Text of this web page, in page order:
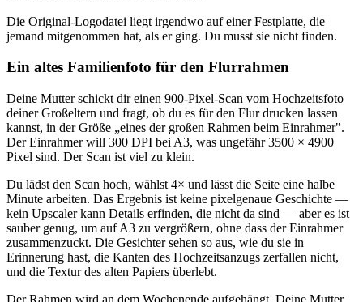
Die Original-Logodatei liegt irgendwo auf einer Festplatte, die
jemand mitgenommen hat, als er ging. Du musst sie nicht finden.
Ein altes Familienfoto für den Flurrahmen
Deine Mutter schickt dir einen 900-Pixel-Scan vom Hochzeitsfoto
deiner Großeltern und fragt, ob du es für den Flur drucken lassen
kannst, in der Größe „eines der großen Rahmen beim Einrahmer".
Der Einrahmer will 300 DPI bei A3, was ungefähr 3500 × 4900
Pixel sind. Der Scan ist viel zu klein.
Du lädst den Scan hoch, wählst 4× und lässt die Seite eine halbe
Minute arbeiten. Das Ergebnis ist keine pixelgenaue Geschichte —
kein Upscaler kann Details erfinden, die nicht da sind — aber es ist
sauber genug, um auf A3 zu vergrößern, ohne dass der Einrahmer
zusammenzuckt. Die Gesichter sehen so aus, wie du sie in
Erinnerung hast, die Kanten des Hochzeitsanzugs zerfallen nicht,
und die Textur des alten Papiers überlebt.